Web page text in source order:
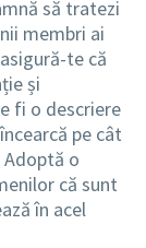
să tratezi
membri ai
te că
și
fi o descriere
pe cât
o
că sunt
în acel